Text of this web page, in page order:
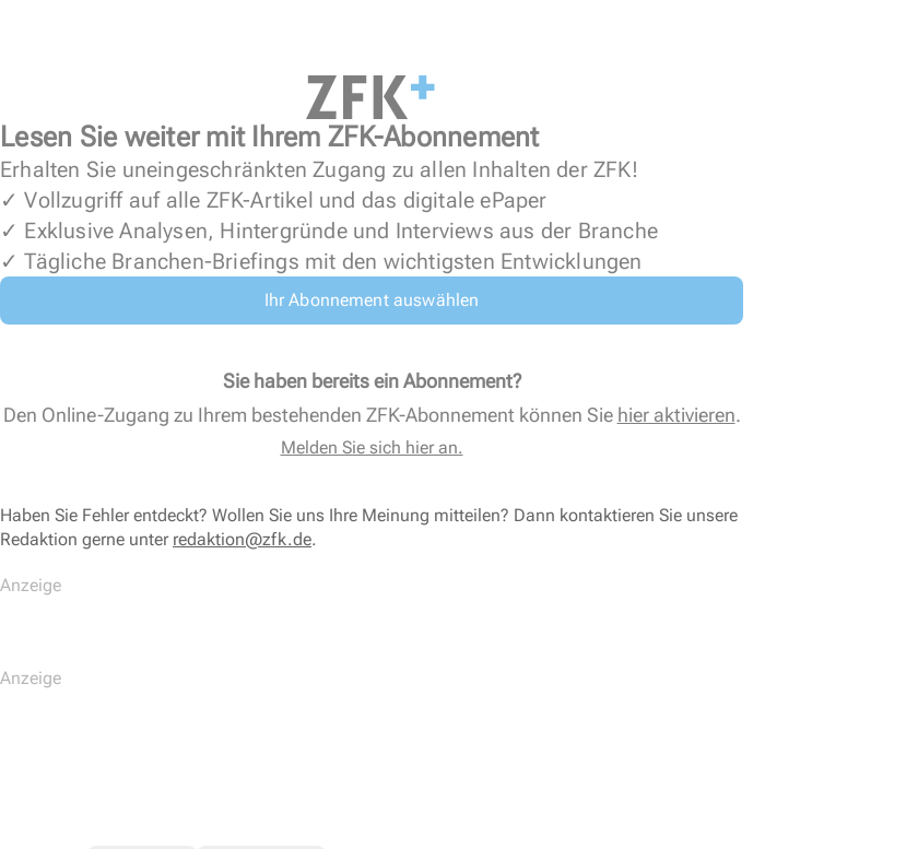
Lesen Sie weiter mit Ihrem ZFK-Abonnement
Erhalten Sie uneingeschränkten Zugang zu allen Inhalten der ZFK!
✓ Vollzugriff auf alle ZFK-Artikel und das digitale ePaper
✓ Exklusive Analysen, Hintergründe und Interviews aus der Branche
✓ Tägliche Branchen-Briefings mit den wichtigsten Entwicklungen
Ihr Abonnement auswählen
Sie haben bereits ein Abonnement?
Den Online-Zugang zu Ihrem bestehenden ZFK-Abonnement können Sie hier aktivieren.
Melden Sie sich hier an.
Haben Sie Fehler entdeckt? Wollen Sie uns Ihre Meinung mitteilen? Dann kontaktieren Sie unsere
Redaktion gerne unter redaktion@zfk.de.